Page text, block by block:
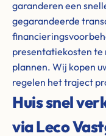
garanderen een
gegarandeerde
presentatiekosten te
plannen. Wij kopen
regelen het traject
Huis snel
via Leco